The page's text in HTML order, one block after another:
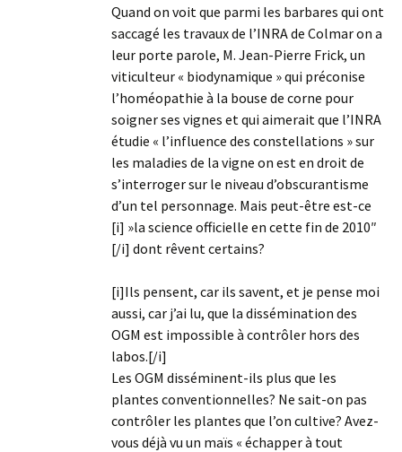
Quand on voit que parmi les barbares qui ont
saccagé les travaux de l’INRA de Colmar on a
leur porte parole, M. Jean-Pierre Frick, un
viticulteur « biodynamique » qui préconise
l’homéopathie à la bouse de corne pour
soigner ses vignes et qui aimerait que l’INRA
étudie « l’influence des constellations » sur
les maladies de la vigne on est en droit de
s’interroger sur le niveau d’obscurantisme
d’un tel personnage. Mais peut-être est-ce
[i] »la science officielle en cette fin de 2010″
[/i] dont rêvent certains?
[i]Ils pensent, car ils savent, et je pense moi
aussi, car j’ai lu, que la dissémination des
OGM est impossible à contrôler hors des
labos.[/i]
Les OGM disséminent-ils plus que les
plantes conventionnelles? Ne sait-on pas
contrôler les plantes que l’on cultive? Avez-
vous déjà vu un maïs « échapper à tout